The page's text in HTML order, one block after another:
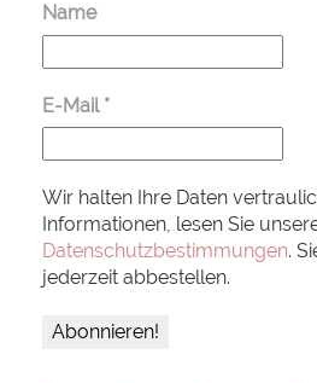
Name
E-Mail *
Wir halten Ihre Daten
Informationen, lesen Sie
Datenschutzbestimmungen.
jederzeit abbestellen.